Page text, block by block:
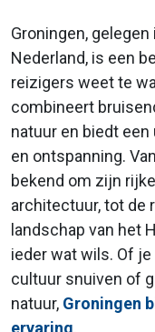
Groningen,
Nederland, is een
reizigers weet te
combineert
natuur en biedt
en ontspanning.
bekend om zijn
architectuur, tot de
landschap van het
ieder wat wils. Of
cultuur snuiven of
natuur, Groningen
ervaring.